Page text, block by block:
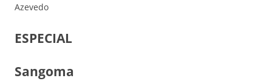
Azevedo
ESPECIAL
Sangoma